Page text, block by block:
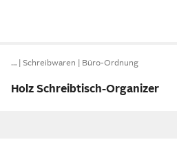
… Schreibwaren Büro-Ordnung
Holz Schreibtisch-Organizer